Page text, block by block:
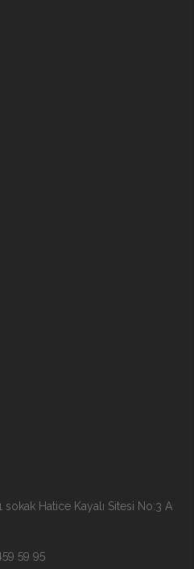
Hatice Kayalı Sitesi No:3 A
59 95